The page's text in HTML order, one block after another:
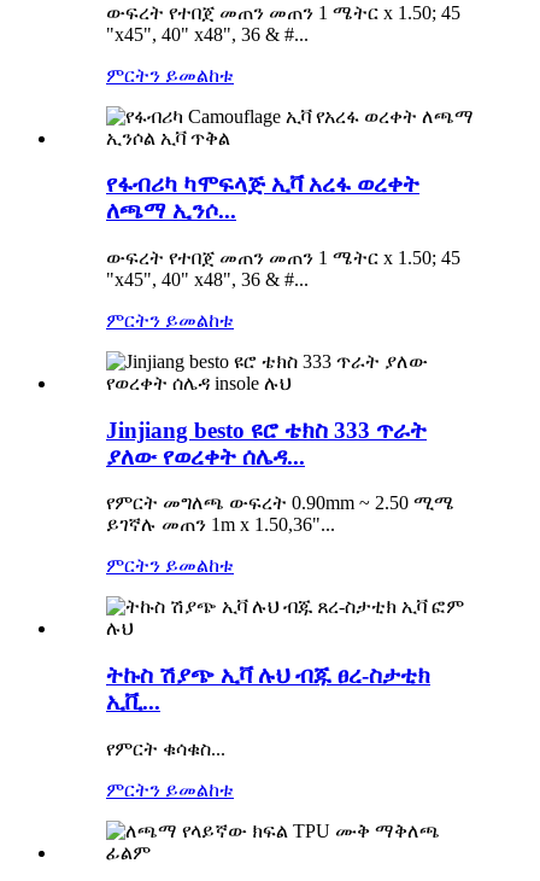
ውፍረት የተበጀ መጠን መጠን 1 ሜትር x 1.50; 45
"x45", 40" x48", 36 & #...
ምርትን ይመልከቱ
የፋብሪካ ካሞፍላጅ ኢቫ አረፋ ወረቀት
ለጫማ ኢንሶ...
ውፍረት የተበጀ መጠን መጠን 1 ሜትር x 1.50; 45
"x45", 40" x48", 36 & #...
ምርትን ይመልከቱ
Jinjiang besto ዩሮ ቴክስ 333 ጥራት
ያለው የወረቀት ሰሌዳ...
የምርት መግለጫ ውፍረት 0.90mm ~ 2.50 ሚሜ
ይገኛሉ መጠን 1m x 1.50,36"...
ምርትን ይመልከቱ
ትኩስ ሽያጭ ኢቫ ሉህ ብጁ ፀረ-ስታቲክ
ኢቪ...
የምርት ቁሳቁስ...
ምርትን ይመልከቱ